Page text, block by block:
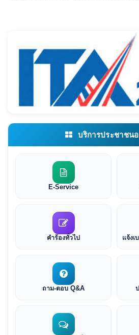
บริการประชาชน
E-Service
คำร้องทั่วไป แจ้งเ
ถาม-ตอบ Q&A